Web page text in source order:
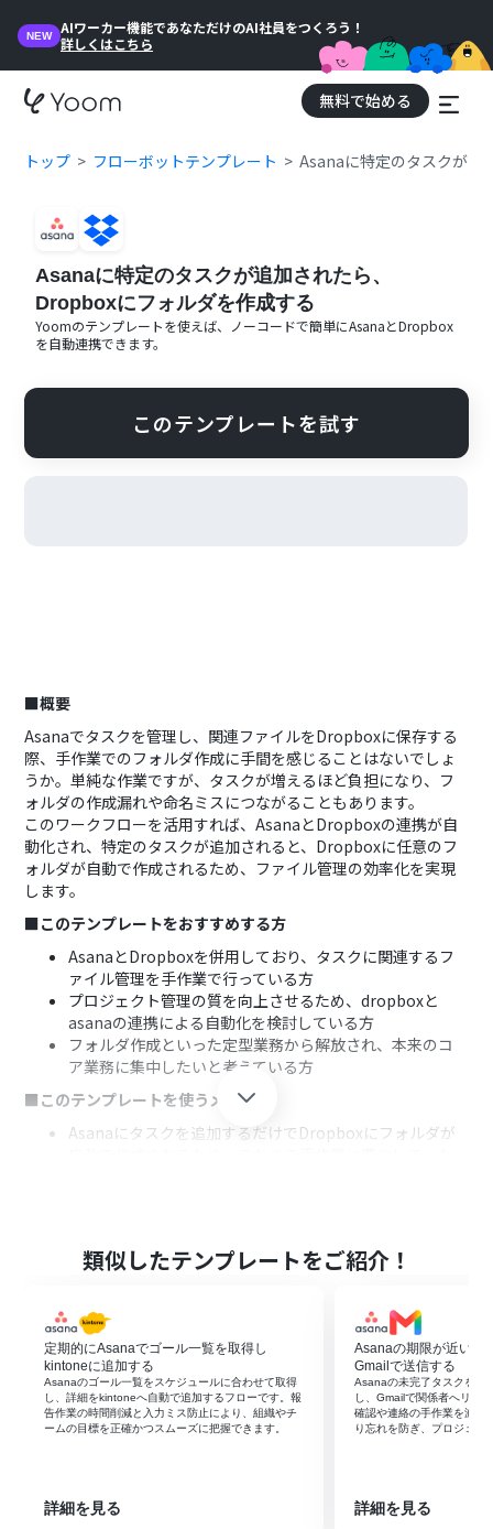
NEW
AIワーカー機能であなただけのAI社員をつくろう！
詳しくはこちら
無料で始める
トップ フローボットテンプレート Asanaに特定のタスクが追
Asanaに特定のタスクが追加されたら、
Dropboxにフォルダを作成する
Yoomのテンプレートを使えば、ノーコードで簡単にAsanaとDropbox
を自動連携できます。
このテンプレートを試す
■概要
Asanaでタスクを管理し、関連ファイルをDropboxに保存する
際、手作業でのフォルダ作成に手間を感じることはないでしょ
うか。単純な作業ですが、タスクが増えるほど負担になり、フ
ォルダの作成漏れや命名ミスにつながることもあります。
このワークフローを活用すれば、AsanaとDropboxの連携が自
動化され、特定のタスクが追加されると、Dropboxに任意のフ
ォルダが自動で作成されるため、ファイル管理の効率化を実現
します。
■このテンプレートをおすすめする方
AsanaとDropboxを併用しており、タスクに関連するフ
ァイル管理を手作業で行っている方
プロジェクト管理の質を向上させるため、dropboxと
asanaの連携による自動化を検討している方
フォルダ作成といった定型業務から解放され、本来のコ
ア業務に集中したいと考えている方
■このテンプレートを使うメリット
Asanaにタスクを追加するだけでDropboxにフォルダが
■フローボットの流れ
はじめに、AsanaとDropboxをYoomと連携します
次に、トリガーでAsanaを選択し、「特定のプロジェクト
に新しいタスクが追加されたら」というアクションを設定
します
次に、オペレーションで分岐機能を設定し、特定の条件
で後続の処理を分けることができます
最後に、オペレーションでDropboxの「フォルダを作
※「トリガー」：フロー起動のきっかけとなるアクション、「オ
類似したテンプレートをご紹介！
定期的にAsanaでゴール一覧を取得し
kintoneに追加する
Asanaのゴール一覧をスケジュールに合わせて取得
し、詳細をkintoneへ自動で追加するフローです。報
告作業の時間削減と入力ミス防止により、組織やチ
ームの目標を正確かつスムーズに把握できます。
詳細を見る
Asanaの期限が近いタ
Gmailで送信する
Asanaの未完了タスクを毎
し、Gmailで関係者へリマ
確認や連絡の手作業を減ら
り忘れを防ぎ、プロジェク
詳細を見る